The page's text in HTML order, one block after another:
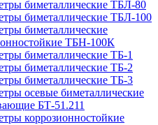
биметаллические ТБЛ-80
биметаллические ТБЛ-100
биметаллические
ТБН-100К
биметаллические ТБ-1
биметаллические ТБ-2
биметаллические ТБ-3
осевые биметаллические
БТ-51.211
коррозионностойкие